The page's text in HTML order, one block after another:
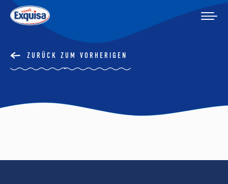
ZURÜCK ZUM VORHERIGEN